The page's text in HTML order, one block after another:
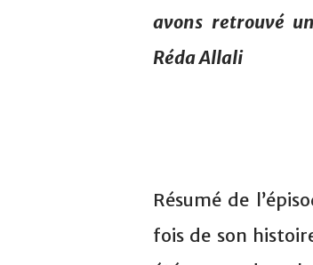
avons retrouvé
Réda Allali
Résumé de
fois de son